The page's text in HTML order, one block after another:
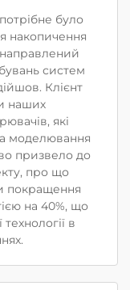
було
накопичення
систем
Клієнт
наших
які
моделювання
призвело до
про що
покращення
на 40%, що
в